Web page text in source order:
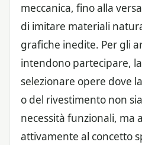
meccanica, fino alla
di imitare materiali
grafiche inedite. Per gli
intendono partecipare,
selezionare opere dove
o del rivestimento non
necessità funzionali, ma
attivamente al concetto